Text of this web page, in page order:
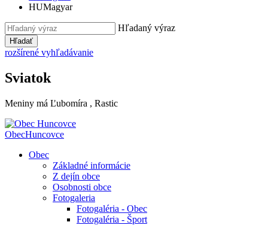
HUMagyar
Hľadaný výraz
Hľadať
rozšírené vyhľadávanie
Sviatok
Meniny má Ľubomíra , Rastic
ObecHuncovce
Obec
Základné informácie
Z dejín obce
Osobnosti obce
Fotogaleria
Fotogaléria - Obec
Fotogaléria - Šport